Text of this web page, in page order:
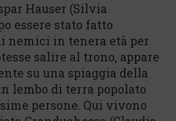
Hauser (Silvia
essere stato fatto
nemici in tenera età per
salire al trono, appare
su una spiaggia della
lembo di terra popolato
persone. Qui vivono